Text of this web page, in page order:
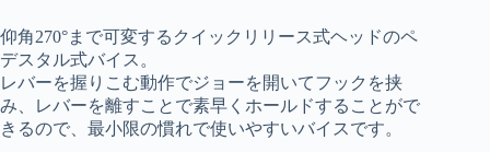
仰角270°まで可変するクイックリリース式ヘッドのペ
デスタル式バイス。
レバーを握りこむ動作でジョーを開いてフックを挟
み、レバーを離すことで素早くホールドすることがで
きるので、最小限の慣れで使いやすいバイスです。